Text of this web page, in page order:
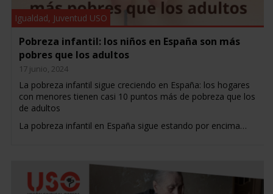
Igualdad, Juventud USO
Pobreza infantil: los niños en España son más
pobres que los adultos
17 junio, 2024
La pobreza infantil sigue creciendo en España: los hogares
con menores tienen casi 10 puntos más de pobreza que los
de adultos
La pobreza infantil en España sigue estando por encima…